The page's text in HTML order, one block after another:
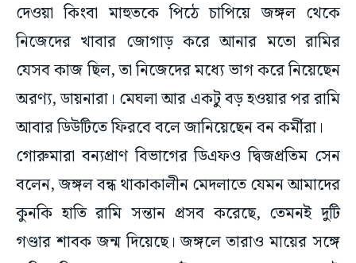
দেওয়া কিংবা মাহুতকে পিঠে চাপিয়ে জঙ্গল থেকে
নিজেদের খাবার জোগাড় করে আনার মতো রামির
যেসব কাজ ছিল, তা নিজেদের মধ্যে ভাগ করে নিয়েছেন
অরণ্য, ডায়নারা। মেঘলা আর একটু বড় হওয়ার পর রামি
আবার ডিউটিতে ফিরবে বলে জানিয়েছেন বন কর্মীরা।
গোরুমারা বন্যপ্রাণ বিভাগের ডিএফও দ্বিজপ্রতিম সেন
বলেন, জঙ্গল বন্ধ থাকাকালীন মেদলাতে যেমন আমাদের
কুনকি হাতি রামি সন্তান প্রসব করেছে, তেমনই দুটি
গণ্ডার শাবক জন্ম দিয়েছে। জঙ্গলে তারাও মায়ের সঙ্গে